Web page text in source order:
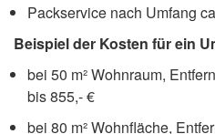
Packservice nach Umfang
Beispiel der Kosten für ein
bei 50 m² Wohnraum,
bis 855,- €
bei 80 m² Wohnfläche,